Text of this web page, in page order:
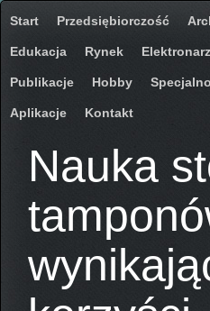
Start Przedsiębiorczość
Edukacja Rynek
Publikacje Hobby
Aplikacje Kontakt
Nauka